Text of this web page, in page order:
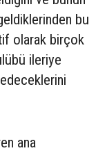
bu
olarak birçok
ileriye
ana